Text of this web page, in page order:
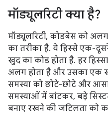
मॉड्यूलरिटी क्या है?
मॉड्यूलरिटी, कोडबेस को
का तरीका है. ये हिस्से एक-
खुद का कोड होता है. हर
अलग होता है और उसका एक
समस्या को छोटे-छोटे और
समस्याओं में बांटकर, बड़े
बनाए रखने की जटिलता को